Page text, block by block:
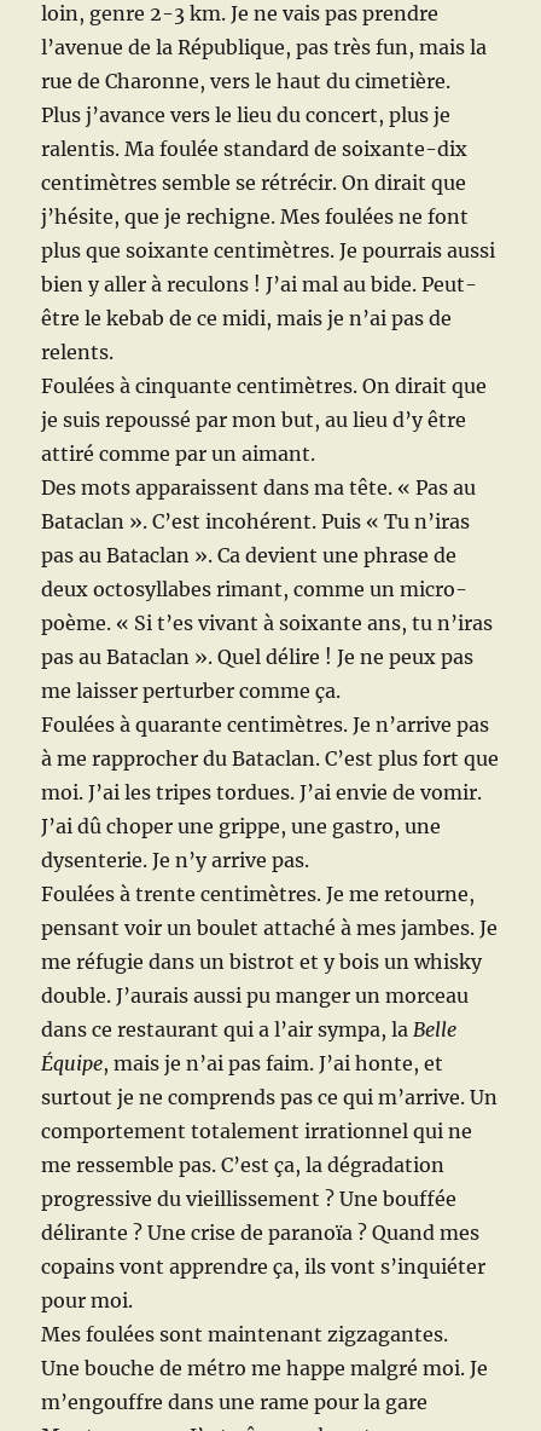
loin, genre 2-3 km. Je ne vais pas prendre
l’avenue de la République, pas très fun, mais la
rue de Charonne, vers le haut du cimetière.
Plus j’avance vers le lieu du concert, plus je
ralentis. Ma foulée standard de soixante-dix
centimètres semble se rétrécir. On dirait que
j’hésite, que je rechigne. Mes foulées ne font
plus que soixante centimètres. Je pourrais aussi
bien y aller à reculons ! J’ai mal au bide. Peut-
être le kebab de ce midi, mais je n’ai pas de
relents.
Foulées à cinquante centimètres. On dirait que
je suis repoussé par mon but, au lieu d’y être
attiré comme par un aimant.
Des mots apparaissent dans ma tête. « Pas au
Bataclan ». C’est incohérent. Puis « Tu n’iras
pas au Bataclan ». Ca devient une phrase de
deux octosyllabes rimant, comme un micro-
poème. « Si t’es vivant à soixante ans, tu n’iras
pas au Bataclan ». Quel délire ! Je ne peux pas
me laisser perturber comme ça.
Foulées à quarante centimètres. Je n’arrive pas
à me rapprocher du Bataclan. C’est plus fort que
moi. J’ai les tripes tordues. J’ai envie de vomir.
J’ai dû choper une grippe, une gastro, une
dysenterie. Je n’y arrive pas.
Foulées à trente centimètres. Je me retourne,
pensant voir un boulet attaché à mes jambes. Je
me réfugie dans un bistrot et y bois un whisky
double. J’aurais aussi pu manger un morceau
dans ce restaurant qui a l’air sympa, laBelle
Équipe, mais je n’ai pas faim. J’ai honte, et
surtout je ne comprends pas ce qui m’arrive. Un
comportement totalement irrationnel qui ne
me ressemble pas. C’est ça, la dégradation
progressive du vieillissement ? Une bouffée
délirante ? Une crise de paranoïa ? Quand mes
copains vont apprendre ça, ils vont s’inquiéter
pour moi.
Mes foulées sont maintenant zigzagantes.
Une bouche de métro me happe malgré moi. Je
m’engouffre dans une rame pour la gare